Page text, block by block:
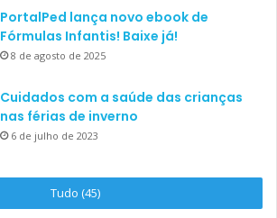
PortalPed lança novo ebook de
Fórmulas Infantis! Baixe já!
8 de agosto de 2025
Cuidados com a saúde das crianças
nas férias de inverno
6 de julho de 2023
Tudo (45)